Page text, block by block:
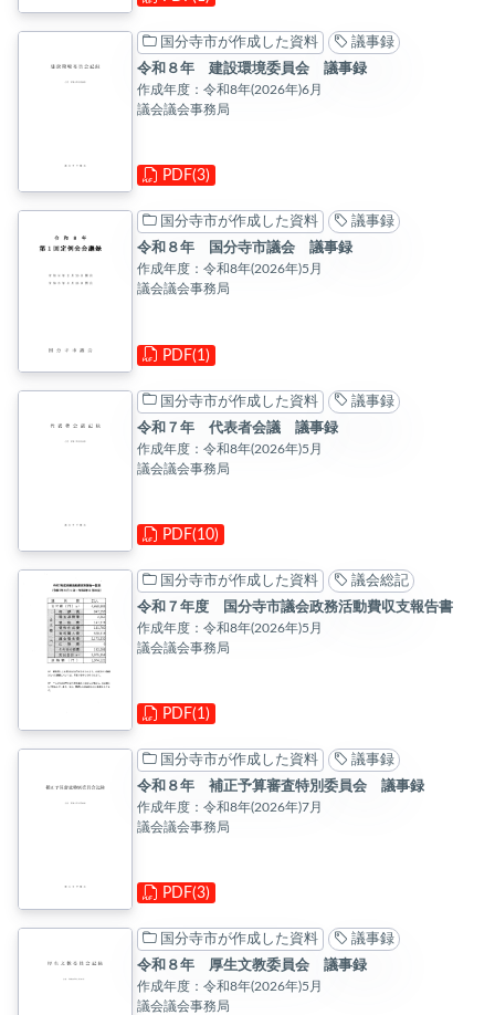
国分寺市が作成した資料
議事録
令和８年 建設環境委員会 議事録
作成年度：令和8年(2026年)6月
議会議会事務局
PDF(3)
国分寺市が作成した資料
議事録
令和８年 国分寺市議会 議事録
作成年度：令和8年(2026年)5月
議会議会事務局
PDF(1)
国分寺市が作成した資料
議事録
令和７年 代表者会議 議事録
作成年度：令和8年(2026年)5月
議会議会事務局
PDF(10)
国分寺市が作成した資料
議会総記
令和７年度 国分寺市議会政務活動費収支報告書
作成年度：令和8年(2026年)5月
議会議会事務局
PDF(1)
国分寺市が作成した資料
議事録
令和８年 補正予算審査特別委員会 議事録
作成年度：令和8年(2026年)7月
議会議会事務局
PDF(3)
国分寺市が作成した資料
議事録
令和８年 厚生文教委員会 議事録
作成年度：令和8年(2026年)5月
議会議会事務局